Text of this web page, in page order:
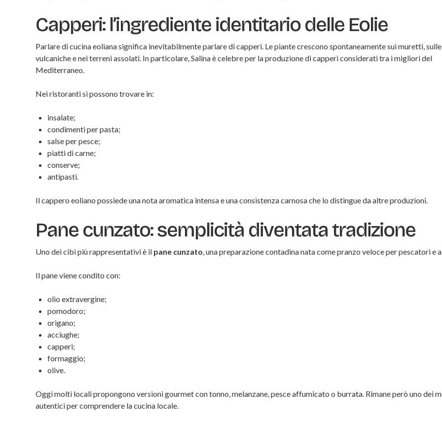
Capperi: l’ingrediente identitario delle Eolie
Parlare di cucina eoliana significa inevitabilmente parlare di capperi. Le piante crescono spontaneamente sui muretti,
vulcaniche e nei terreni assolati. In particolare, Salina è celebre per la produzione di capperi considerati tra i migliori del
Mediterraneo.
Nei ristoranti si possono trovare in:
insalate;
condimenti per pasta;
salse per pesce;
piatti di carne;
conserve;
antipasti.
Il cappero eoliano possiede una nota aromatica intensa e una consistenza carnosa che lo distingue da altre produzioni.
Pane cunzato: semplicità diventata tradizione
Uno dei cibi più rappresentativi è il pane cunzato , una preparazione contadina nata come pranzo veloce per pescatori e
Il pane viene condito con:
olio extravergine;
pomodoro;
origano;
acciughe;
capperi;
formaggio;
olive.
Oggi molti locali propongono versioni gourmet con tonno, melanzane, pesce affumicato o burrata. Rimane però uno dei
autentici per comprendere la cucina locale.